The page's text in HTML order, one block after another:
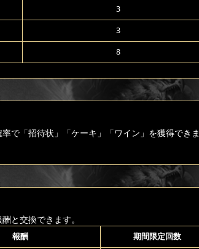
3
3
8
で「招待状」「ケーキ」「ワイン」を獲得できま
と交換できます。
報酬 期間限定回数